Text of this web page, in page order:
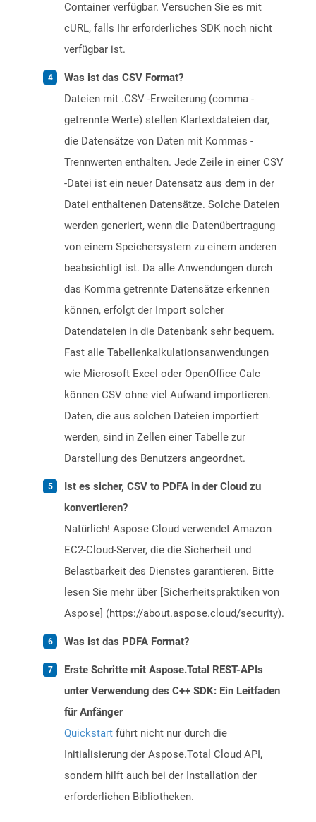
Container verfügbar. Versuchen Sie es mit
cURL, falls Ihr erforderliches SDK noch nicht
verfügbar ist.
Was ist das CSV Format?
Dateien mit .CSV -Erweiterung (comma -
getrennte Werte) stellen Klartextdateien dar,
die Datensätze von Daten mit Kommas -
Trennwerten enthalten. Jede Zeile in einer CSV
-Datei ist ein neuer Datensatz aus dem in der
Datei enthaltenen Datensätze. Solche Dateien
werden generiert, wenn die Datenübertragung
von einem Speichersystem zu einem anderen
beabsichtigt ist. Da alle Anwendungen durch
das Komma getrennte Datensätze erkennen
können, erfolgt der Import solcher
Datendateien in die Datenbank sehr bequem.
Fast alle Tabellenkalkulationsanwendungen
wie Microsoft Excel oder OpenOffice Calc
können CSV ohne viel Aufwand importieren.
Daten, die aus solchen Dateien importiert
werden, sind in Zellen einer Tabelle zur
Darstellung des Benutzers angeordnet.
Ist es sicher, CSV to PDFA in der Cloud zu
konvertieren?
Natürlich! Aspose Cloud verwendet Amazon
EC2-Cloud-Server, die die Sicherheit und
Belastbarkeit des Dienstes garantieren. Bitte
lesen Sie mehr über [Sicherheitspraktiken von
Aspose] (https://about.aspose.cloud/security).
Was ist das PDFA Format?
Erste Schritte mit Aspose.Total REST-APIs
unter Verwendung des C++ SDK: Ein Leitfaden
für Anfänger
Quickstart führt nicht nur durch die
Initialisierung der Aspose.Total Cloud API,
sondern hilft auch bei der Installation der
erforderlichen Bibliotheken.